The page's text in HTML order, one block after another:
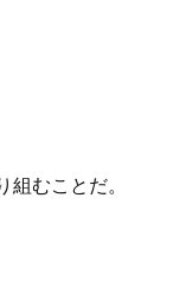
むことだ。